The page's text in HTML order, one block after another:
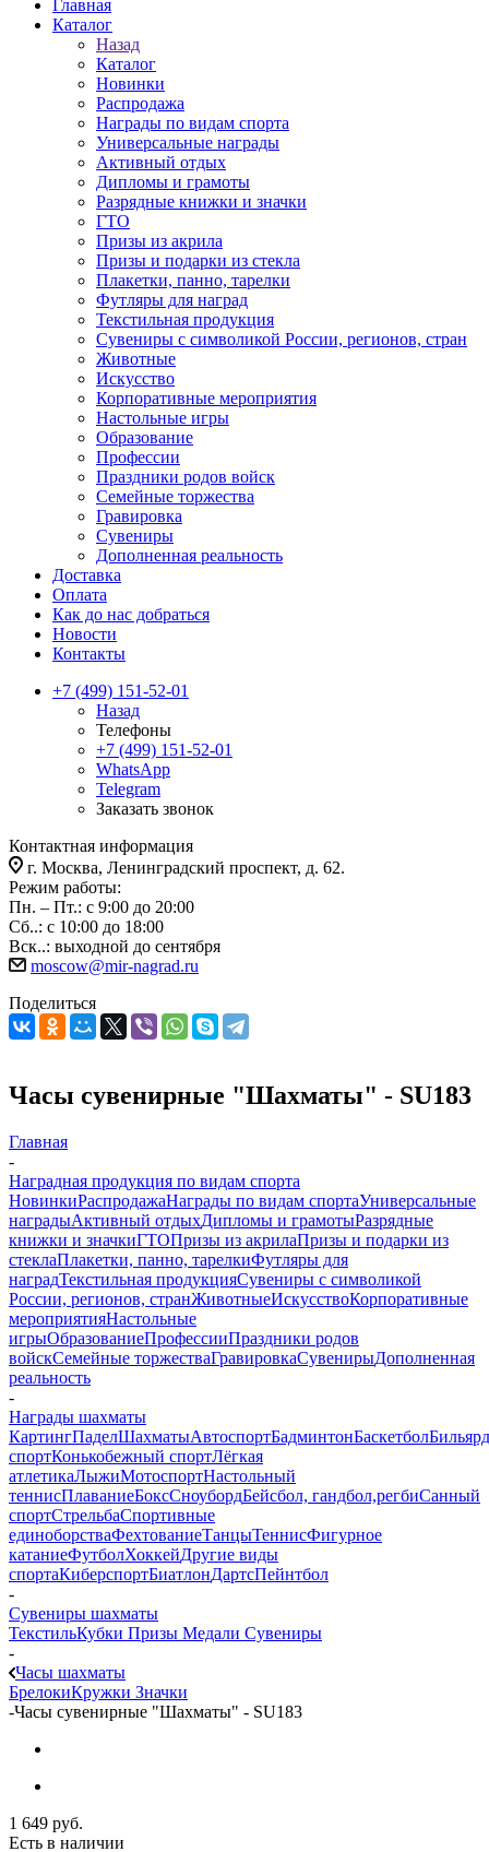
Главная
Каталог
Назад
Каталог
Новинки
Распродажа
Награды по видам спорта
Универсальные награды
Активный отдых
Дипломы и грамоты
Разрядные книжки и значки
ГТО
Призы из акрила
Призы и подарки из стекла
Плакетки, панно, тарелки
Футляры для наград
Текстильная продукция
Сувениры с символикой России, регионов, стран
Животные
Искусство
Корпоративные мероприятия
Настольные игры
Образование
Профессии
Праздники родов войск
Семейные торжества
Гравировка
Сувениры
Дополненная реальность
Доставка
Оплата
Как до нас добраться
Новости
Контакты
+7 (499) 151-52-01
Назад
Телефоны
+7 (499) 151-52-01
WhatsApp
Telegram
Заказать звонок
Контактная информация
г. Москва, Ленинградский проспект, д. 62.
Режим работы:
Пн. – Пт.: с 9:00 до 20:00
Сб..: с 10:00 до 18:00
Вск..: выходной до сентября
moscow@mir-nagrad.ru
Поделиться
Часы сувенирные "Шахматы" - SU183
Главная
-
Наградная продукция по видам спорта
НовинкиРаспродажаНаграды по видам спортаУниверсальные
наградыАктивный отдыхДипломы и грамотыРазрядные
книжки и значкиГТОПризы из акрилаПризы и подарки из
стеклаПлакетки, панно, тарелкиФутляры для
наградТекстильная продукцияСувениры с символикой
России, регионов, странЖивотныеИскусствоКорпоративные
мероприятияНастольные
игрыОбразованиеПрофессииПраздники родов
войскСемейные торжестваГравировкаСувенирыДополненная
реальность
-
Награды шахматы
КартингПаделШахматыАвтоспортБадминтонБаскетболБильярд
спортКонькобежный спортЛёгкая
атлетикаЛыжиМотоспортНастольный
теннисПлаваниеБоксСноубордБейсбол, гандбол,регбиСанный
спортСтрельбаСпортивные
единоборстваФехтованиеТанцыТеннисФигурное
катаниеФутболХоккейДругие виды
спортаКиберспортБиатлонДартсПейнтбол
-
Сувениры шахматы
ТекстильКубки Призы Медали Сувениры
-
Часы шахматы
БрелокиКружки Значки
-Часы сувенирные "Шахматы" - SU183
1 649 руб.
Есть в наличии